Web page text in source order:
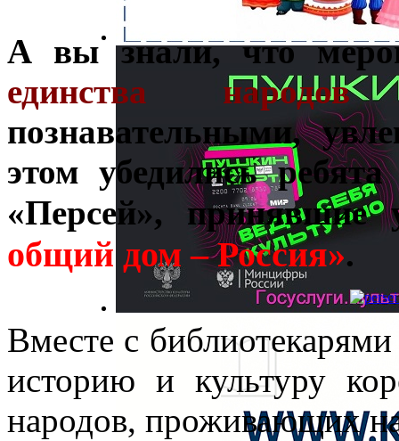
А вы знали, что
единства народов
познавательными,
этом убедились
«Персей», принявшие
общий дом – Россия».
Вместе с
историю и культуру
народов, проживающих